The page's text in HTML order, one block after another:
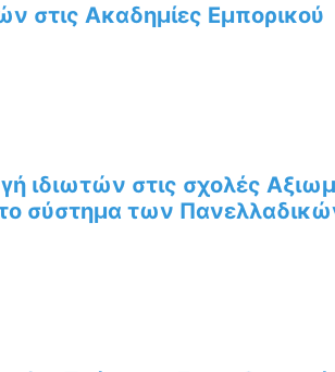
στις Ακαδημίες Εμπορικού
ιδιωτών στις σχολές
σύστημα των